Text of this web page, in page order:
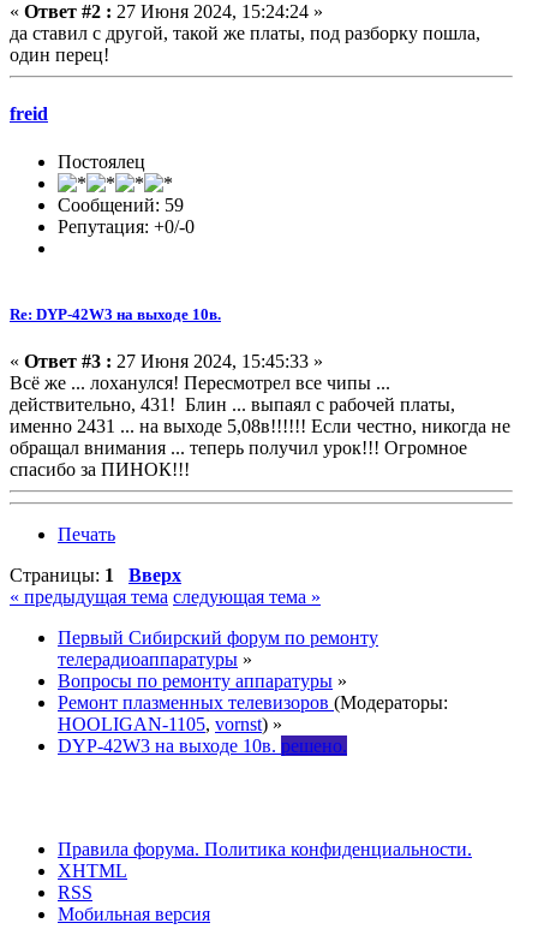
« Ответ #2 : 27 Июня 2024, 15:24:24 »
да ставил с другой, такой же платы, под разборку пошла,
один перец!
freid
Постоялец
Сообщений: 59
Репутация: +0/-0
Re: DYP-42W3 на выходе 10в.
« Ответ #3 : 27 Июня 2024, 15:45:33 »
Всё же ... лоханулся! Пересмотрел все чипы ...
действительно, 431! Блин ... выпаял с рабочей платы,
именно 2431 ... на выходе 5,08в!!!!!! Если честно, никогда не
обращал внимания ... теперь получил урок!!! Огромное
спасибо за ПИНОК!!!
Печать
Страницы: 1
Вверх
« предыдущая тема следующая тема »
Первый Сибирский форум по ремонту
телерадиоаппаратуры »
Вопросы по ремонту аппаратуры »
Ремонт плазменных телевизоров (Модераторы:
HOOLIGAN-1105, vornst) »
DYP-42W3 на выходе 10в. решено.
Правила форума. Политика конфиденциальности.
XHTML
RSS
Мобильная версия